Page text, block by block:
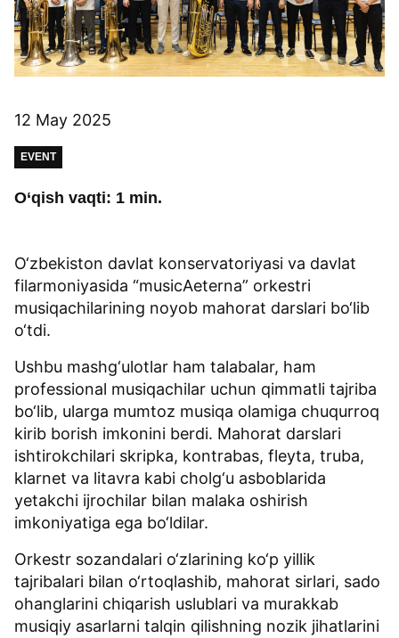
12 May 2025
EVENT
O‘qish vaqti: 1 min.
O‘zbekiston davlat konservatoriyasi va davlat
filarmoniyasida “musicAeterna” orkestri
musiqachilarining noyob mahorat darslari bo‘lib
o‘tdi.
Ushbu mashg‘ulotlar ham talabalar, ham
professional musiqachilar uchun qimmatli tajriba
bo‘lib, ularga mumtoz musiqa olamiga chuqurroq
kirib borish imkonini berdi. Mahorat darslari
ishtirokchilari skripka, kontrabas, fleyta, truba,
klarnet va litavra kabi cholg‘u asboblarida
yetakchi ijrochilar bilan malaka oshirish
imkoniyatiga ega bo‘ldilar.
Orkestr sozandalari o‘zlarining ko‘p yillik
tajribalari bilan o‘rtoqlashib, mahorat sirlari, sado
ohanglarini chiqarish uslublari va murakkab
musiqiy asarlarni talqin qilishning nozik jihatlarini